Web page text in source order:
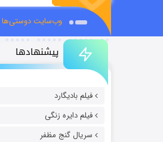
وب‌سایت دوستی‌ها
پیشنهادها
فیلم بادیگارد
فیلم دایره زنگی
سریال گنج مظفر